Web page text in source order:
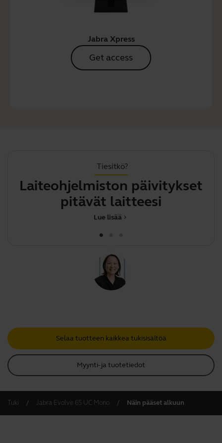
Jabra Xpress
Get access
Tiesitkö?
Laiteohjelmiston päivitykset
pitävät laitteesi parhaa
chevron_right
Lue lisää
Selaa tuotteen kaikkea tukisisältöä
Myynti- ja tuotetiedot
Tuki Jabra Evolve 65 UC Mono Näin pääset alkuun